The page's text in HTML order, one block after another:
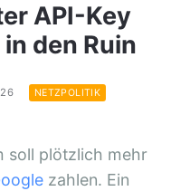
API-Key
den Ruin
NETZPOLITIK
soll plötzlich mehr
zahlen. Ein